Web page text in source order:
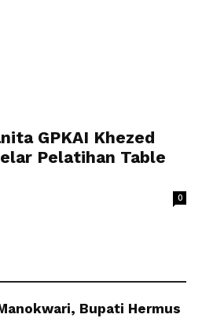
GPKAI Khezed
Pelatihan Table
0
Bupati Hermus